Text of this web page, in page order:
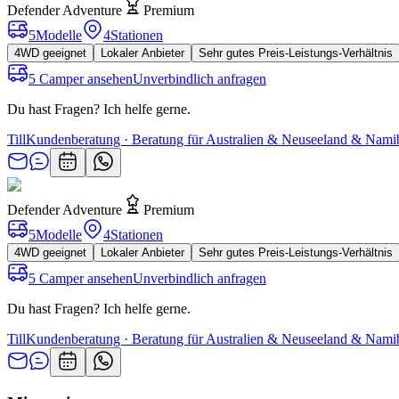
Defender Adventure
Premium
5Modelle 4Stationen
4WD geeignet Lokaler Anbieter Sehr gutes Preis-Leistungs-Verhältnis
5 Camper ansehenUnverbindlich anfragen
Du hast Fragen? Ich helfe gerne.
TillKundenberatung · Beratung für Australien & Neuseeland &
Defender Adventure
Premium
5Modelle 4Stationen
4WD geeignet Lokaler Anbieter Sehr gutes Preis-Leistungs-Verhältnis
5 Camper ansehenUnverbindlich anfragen
Du hast Fragen? Ich helfe gerne.
TillKundenberatung · Beratung für Australien & Neuseeland &